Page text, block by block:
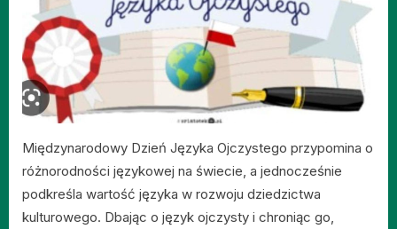
Międzynarodowy Dzień Języka Ojczystego przypomina o
różnorodności językowej na świecie, a jednocześnie
podkreśla wartość języka w rozwoju dziedzictwa
kulturowego. Dbając o język ojczysty i chroniąc go,